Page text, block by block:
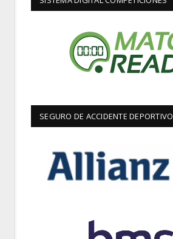
SEGURO DE ACCIDENTE DEPORTIVO